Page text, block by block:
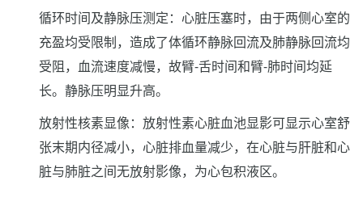
循环时间及静脉压测定：心脏压塞时，由于两侧心室的
充盈均受限制，造成了体循环静脉回流及肺静脉回流均
受阻，血流速度减慢，故臂-舌时间和臂-肺时间均延
长。静脉压明显升高。
放射性核素显像：放射性素心脏血池显影可显示心室舒
张末期内径减小，心脏排血量减少，在心脏与肝脏和心
脏与肺脏之间无放射影像，为心包积液区。